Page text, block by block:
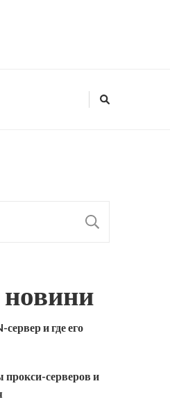
новини
и где его
серверов и